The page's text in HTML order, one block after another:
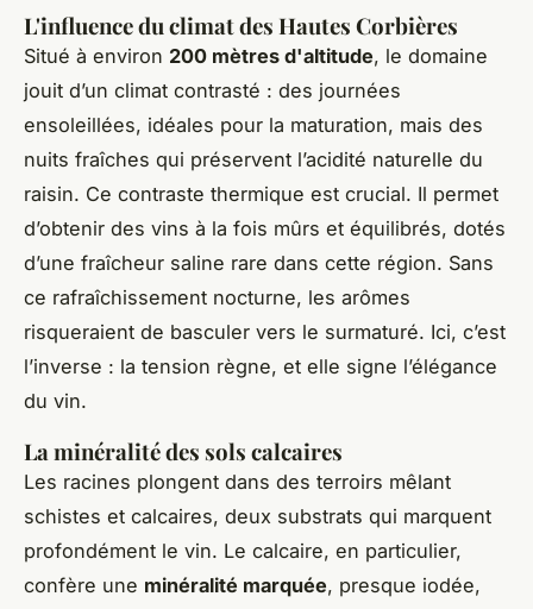
L'influence du climat des Hautes Corbières
Situé à environ 200 mètres d'altitude, le domaine
jouit d’un climat contrasté : des journées
ensoleillées, idéales pour la maturation, mais des
nuits fraîches qui préservent l’acidité naturelle du
raisin. Ce contraste thermique est crucial. Il permet
d’obtenir des vins à la fois mûrs et équilibrés, dotés
d’une fraîcheur saline rare dans cette région. Sans
ce rafraîchissement nocturne, les arômes
risqueraient de basculer vers le surmaturé. Ici, c’est
l’inverse : la tension règne, et elle signe l’élégance
du vin.
La minéralité des sols calcaires
Les racines plongent dans des terroirs mêlant
schistes et calcaires, deux substrats qui marquent
profondément le vin. Le calcaire, en particulier,
confère une minéralité marquée, presque iodée,